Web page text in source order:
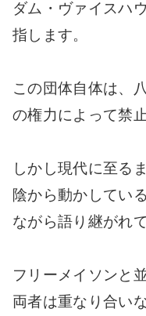
ダム・ヴァイスハ
指します。
この団体自体は、
の権力によって禁
しかし現代に至る
陰から動かしてい
ながら語り継がれ
フリーメイソンと
両者は重なり合い